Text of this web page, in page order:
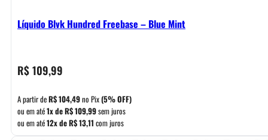
Líquido Blvk Hundred Freebase – Blue Mint
R$109,99
A partir deR$104,49no Pix(5% OFF)
ou em até1x deR$109,99sem juros
ou em até12x deR$13,11 com juros